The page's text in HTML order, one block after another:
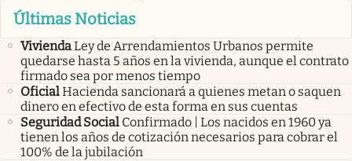
Últimas Noticias
ViviendaLey de Arrendamientos Urbanos permite
quedarse hasta 5 años en la vivienda, aunque el contrato
firmado sea por menos tiempo
OficialHacienda sancionará a quienes metan o saquen
dinero en efectivo de esta forma en sus cuentas
Seguridad Social Confirmado | Los nacidos en 1960 ya
tienen los años de cotización necesarios para cobrar el
100% de la jubilación